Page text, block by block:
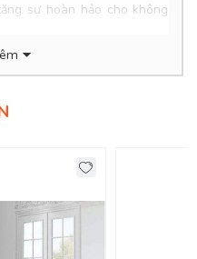
sự hoàn hảo cho không
Nội Thành HCM, Biên
Nội Thất Phòng
Bình Dương, Biên